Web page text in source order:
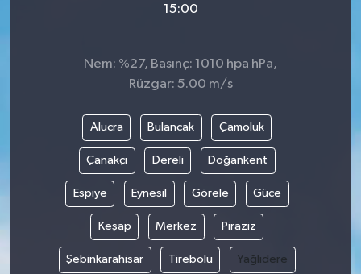
15:00
Nem: %27, Basınç: 1010 hpa hPa,
Rüzgar: 5.00 m/s
Alucra Bulancak Çamoluk
Çanakçı Dereli Doğankent
Espiye Eynesil Görele Güce
Keşap Merkez Piraziz
Şebinkarahisar Tirebolu Yağlıdere